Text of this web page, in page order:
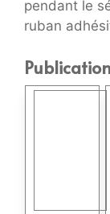
pendant le
ruban